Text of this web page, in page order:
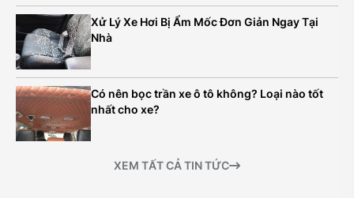
Xử Lý Xe Hơi Bị Ẩm Mốc Đơn Giản Ngay Tại
Nhà
Có nên bọc trần xe ô tô không? Loại nào tốt
nhất cho xe?
XEM TẤT CẢ TIN TỨC